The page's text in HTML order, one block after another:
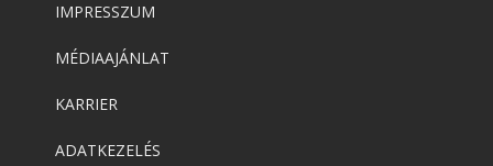
IMPRESSZUM
MÉDIAAJÁNLAT
KARRIER
ADATKEZELÉS